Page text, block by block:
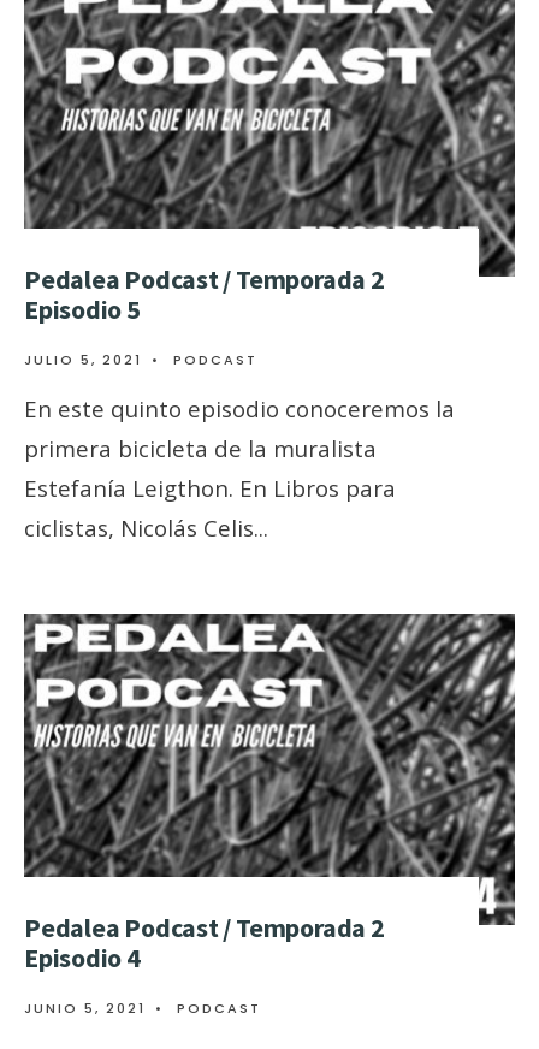
Pedalea Podcast / Temporada 2
Episodio 5
JULIO 5, 2021 • PODCAST
En este quinto episodio conoceremos la
primera bicicleta de la muralista
Estefanía Leigthon. En Libros para
ciclistas, Nicolás Celis...
Pedalea Podcast / Temporada 2
Episodio 4
JUNIO 5, 2021 • PODCAST